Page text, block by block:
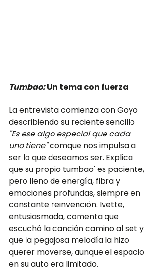
Tumbao: Un tema con fuerza
La entrevista comienza con Goyo
describiendo su reciente sencillo
"Es ese algo especial que cada
uno tiene" comque nos impulsa a
ser lo que deseamos ser. Explica
que su propio tumbao' es paciente,
pero lleno de energía, fibra y
emociones profundas, siempre en
constante reinvención. Ivette,
entusiasmada, comenta que
escuchó la canción camino al set y
que la pegajosa melodía la hizo
querer moverse, aunque el espacio
en su auto era limitado.